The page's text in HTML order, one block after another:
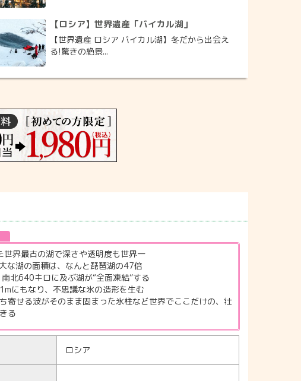
【ロシア】世界遺産「バイカル湖」
【世界遺産 ロシア バイカル湖】冬だから出会え
る!驚きの絶景...
界最古の湖で深さや透明度も世界一
な湖の面積は、なんと琵琶湖の47倍
北640キロに及ぶ湖が“全面凍結”する
にもなり、不思議な氷の造形を生む
寄せる波がそのまま固まった氷柱など世界でここだけの、壮
る
ロシア